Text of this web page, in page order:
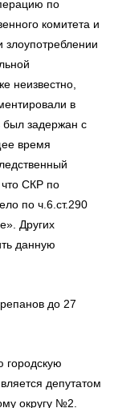
по
комитета и
неизвестно,
в
задержан с
время
СКР по
по ч.6.ст.290
Других
данную
до 27
городскую
депутатом
округу №2.